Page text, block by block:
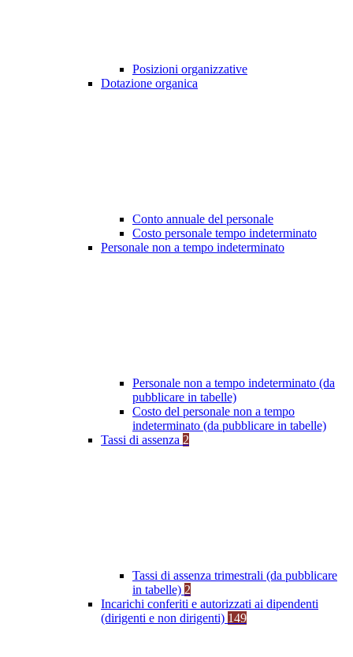
Posizioni organizzative
Dotazione organica
Conto annuale del personale
Costo personale tempo indeterminato
Personale non a tempo indeterminato
Personale non a tempo indeterminato (da
pubblicare in tabelle)
Costo del personale non a tempo
indeterminato (da pubblicare in tabelle)
Tassi di assenza 2
Tassi di assenza trimestrali (da pubblicare
in tabelle) 2
Incarichi conferiti e autorizzati ai dipendenti
(dirigenti e non dirigenti) 149